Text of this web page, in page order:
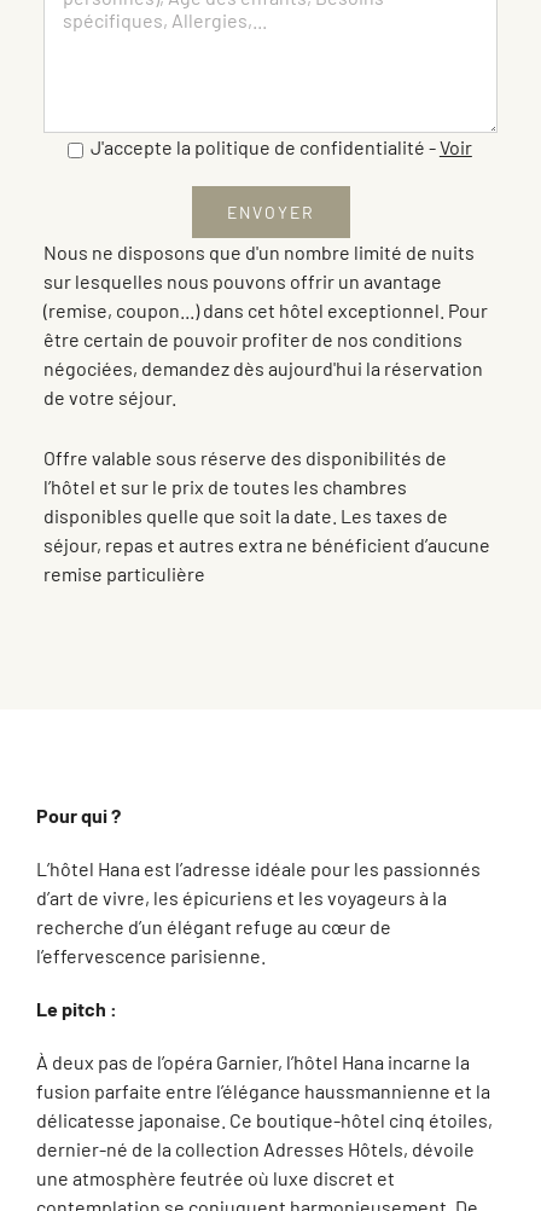
J'accepte la politique de confidentialité -Voir
Nous ne disposons que d'un nombre limité de nuits
sur lesquelles nous pouvons offrir un avantage
(remise, coupon...) dans cet hôtel exceptionnel. Pour
être certain de pouvoir profiter de nos conditions
négociées, demandez dès aujourd'hui la réservation
de votre séjour.
Offre valable sous réserve des disponibilités de
l’hôtel et sur le prix de toutes les chambres
disponibles quelle que soit la date. Les taxes de
séjour, repas et autres extra ne bénéficient d’aucune
remise particulière
Pour qui ?
L’hôtel Hana est l’adresse idéale pour les passionnés
d’art de vivre, les épicuriens et les voyageurs à la
recherche d’un élégant refuge au cœur de
l’effervescence parisienne.
Le pitch :
À deux pas de l’opéra Garnier, l’hôtel Hana incarne la
fusion parfaite entre l’élégance haussmannienne et la
délicatesse japonaise. Ce boutique-hôtel cinq étoiles,
dernier-né de la collection Adresses Hôtels, dévoile
une atmosphère feutrée où luxe discret et